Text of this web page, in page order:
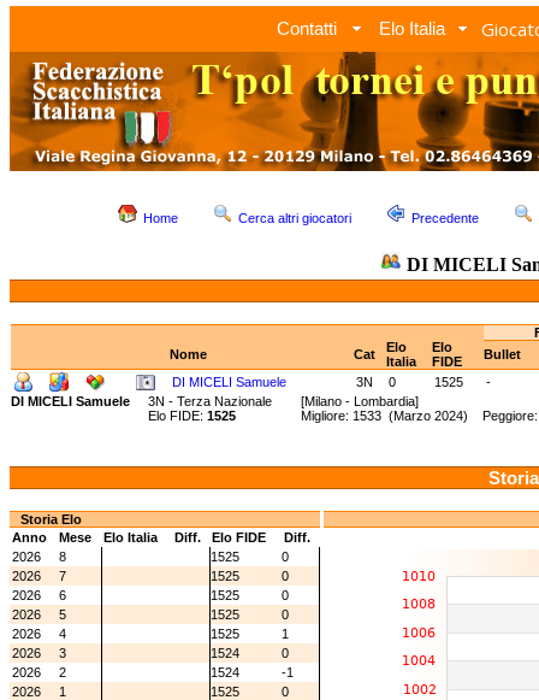
Contatti Elo Italia
Home Cerca altri giocatori Precedente
DI MICELI
Nome
Cat
Elo
Italia
Elo
FIDE
Bullet
DI MICELI Samuele
3N 0 1525
-
DI MICELI Samuele
3N - Terza Nazionale [Milano - Lombardia]
Elo FIDE: 1525 Migliore: 1533 (Marzo 2024)
Storia Elo
Anno
Mese Elo Italia Diff. Elo FIDE
Diff.
2026
8 1525
0
2026
7 1525
0
2026
6 1525
0
2026
5 1525
0
2026
4 1525
1
2026
3 1524
0
2026
2 1524
-1
2026
1 1525
0